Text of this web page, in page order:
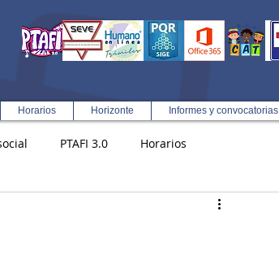
Horarios Horizonte Informes y convocatorias
PTAFI 3.0 Horarios